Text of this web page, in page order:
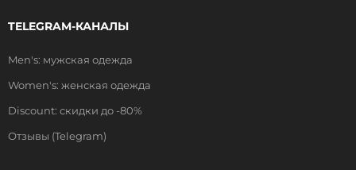
TELEGRAM-КАНАЛЫ
Men's: мужская одежда
Women's: женская одежда
Discount: скидки до -80%
Отзывы (Telegram)